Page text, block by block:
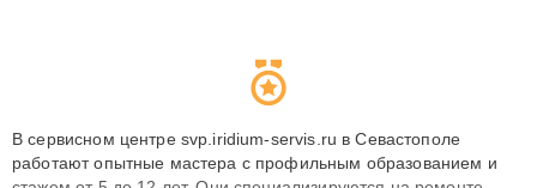
В сервисном центре svp.iridium-servis.ru в Севастополе
работают опытные мастера с профильным образованием и